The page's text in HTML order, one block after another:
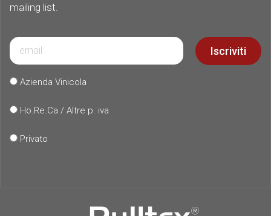
mailing list.
Iscriviti
Azienda Vinicola
Ho.Re.Ca / Altre p. iva
Privato